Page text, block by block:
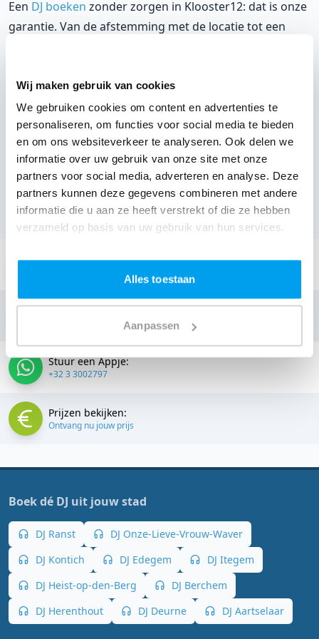
Wij maken gebruik van cookies
We gebruiken cookies om content en advertenties te
personaliseren, om functies voor social media te bieden
en om ons websiteverkeer te analyseren. Ook delen we
informatie over uw gebruik van onze site met onze
partners voor social media, adverteren en analyse. Deze
partners kunnen deze gegevens combineren met andere
informatie die u aan ze heeft verstrekt of die ze hebben
verzameld op basis van uw gebruik van hun services.
Alles toestaan
Aanpassen
Een DJ boeken zonder zorgen in Klooster12: dat is onze
garantie. Van de afstemming met de locatie tot een
weten wat het kost.
DJ boeken uit Antwerpen
was nog nooit zo
makkelijk. Daarom kun je bij ons online de prijs
berekenen voor jouw feest. Ook kun je nu boeken of
een vrijblijvende offerte aanvragen.Boek de beste DJ uit
Lieren omgeving, en check dus nuonze prijzen voor
jouw DJ.
Stuur een email:
Bellen:
Stuur een Appje:
+32 3 3002797
Prijzen bekijken:
Ontvang nu jouw prijs
Boek dé DJ uit jouw stad
DJ Ranst
DJ Onze-Lieve-Vrouw-Waver
DJ Kontich
DJ Edegem
DJ Itegem
DJ Heist-op-den-Berg
DJ Berchem
DJ Herenthout
DJ Deurne DJ Aartselaar